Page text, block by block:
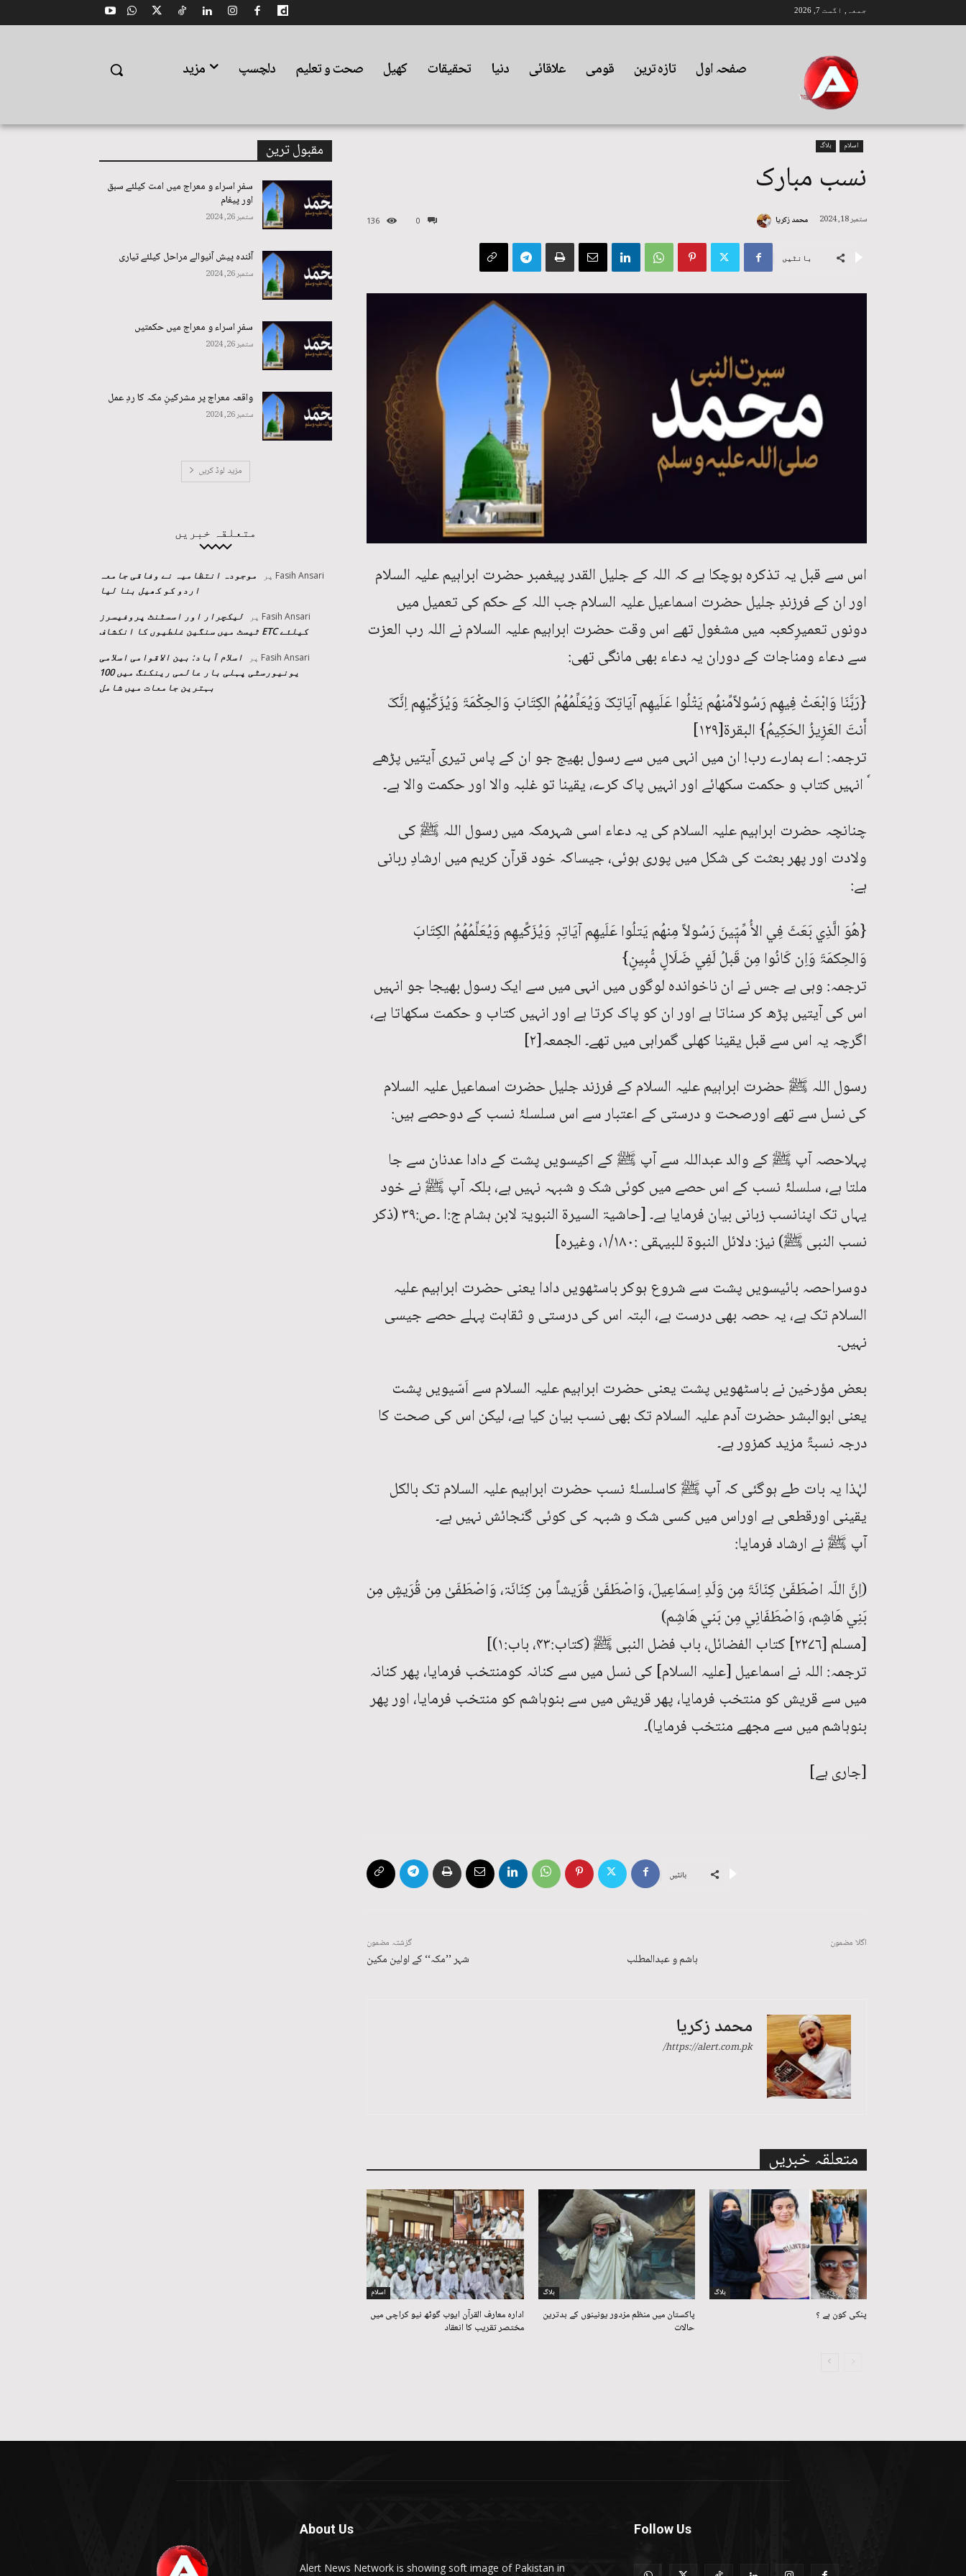
جمعہ, اگست 7, 2026
صفحہ اول تازہ ترین قومی علاقائی دنیا تحقیقات کھیل صحت و تعلیم دلچسپ مزید
اسلام بلاگ
نسب مبارک
0
136 ستمبر 18, 2024 محمد زکریا
بانٹیں
اس سے قبل یہ تذکرہ ہوچکا ہے کہ اللہ کے جلیل القدر پیغمبر حضرت ابراہیم علیہ السلام
اور ان کے فرزندِ جلیل حضرت اسماعیل علیہ السلام جب اللہ کے حکم کی تعمیل میں
دونوں تعمیرِکعبہ میں مشغول تھے اس وقت حضرت ابراہیم علیہ السلام نے اللہ رب العزت
سے دعاء ومناجات کے دوران یہ دعاء بھی مانگی تھی:
{رَبَّنَا وَابْعَثْ فِیھِم رَسُولاًمِّنھُم یَتْلُوا عَلَیھِم آیَاتِکَ وَیُعَلِّمُھُمُ الکِتَابَ وَالحِکْمَۃَ وَیُزَکِّیْھِم اِنَّکَ
أَنتَ العَزِیزُ الحَکِیمُ} البقرۃ[۱۲۹]
ترجمہ: اے ہمارے رب! ان میں انہی میں سے رسول بھیج جو ان کے پاس تیری آیتیں پڑھے
ٗ انہیں کتاب و حکمت سکھائے اور انہیں پاک کرے، یقینا تو غلبہ والا اور حکمت والا ہے۔
چنانچہ حضرت ابراہیم علیہ السلام کی یہ دعاء اسی شہرمکہ میں رسول اللہ ﷺ کی
ولادت اور پھر بعثت کی شکل میں پوری ہوئی، جیساکہ خود قرآن کریم میں ارشادِ ربانی
ہے:
{ھُوَ الَّذِي بَعَثَ فِي الأُ مِّیّٖینَ رَسُولاً مِنھُم یَتلُوا عَلَیھِم آیَاتِہٖ وَیُزَکِّیھِم وَیُعَلِّمُھُمُ الکِتَابَ
وَالحِکمَۃَ وَاِن کَانُوا مِن قَبلُ لَفِي ضَلَالٍ مُّبِینٍ}
ترجمہ: وہی ہے جس نے ان ناخواندہ لوگوں میں انہی میں سے ایک رسول بھیجا جو انہیں
اس کی آیتیں پڑھ کر سناتا ہے اور ان کو پاک کرتا ہے اور انہیں کتاب و حکمت سکھاتا ہے،
اگرچہ یہ اس سے قبل یقینا کھلی گمراہی میں تھے۔ الجمعہ[۲]
رسول اللہ ﷺ حضرت ابراہیم علیہ السلام کے فرزند جلیل حضرت اسماعیل علیہ السلام
کی نسل سے تھے اورصحت و درستی کے اعتبار سے اس سلسلۂ نسب کے دوحصے ہیں:
پہلاحصہ آپ ﷺ کے والد عبداللہ سے آپ ﷺ کے اکیسویں پشت کے دادا عدنان سے جا
ملتا ہے، سلسلۂ نسب کے اس حصے میں کوئی شک و شبہہ نہیں ہے، بلکہ آپ ﷺ نے خود
یہاں تک اپنانسب زبانی بیان فرمایا ہے۔ [حاشیۃ السیرۃ النبویۃ لابن ہشام ج:ا ۔ص:۳۹ (ذکر
نسب النبی ﷺ) نیز: دلائل النبوۃ للبیہقی :۱/۱۸۰، وغیرہ]
دوسراحصہ بائیسویں پشت سے شروع ہوکر باسٹھویں دادا یعنی حضرت ابراہیم علیہ
السلام تک ہے، یہ حصہ بھی درست ہے، البتہ اس کی درستی و ثقاہت پہلے حصے جیسی
نہیں۔
بعض مؤرخین نے باسٹھویں پشت یعنی حضرت ابراہیم علیہ السلام سے اَسّیویں پشت
یعنی ابوالبشر حضرت آدم علیہ السلام تک بھی نسب بیان کیا ہے، لیکن اس کی صحت کا
درجہ نسبۃً مزید کمزور ہے۔
لہٰذا یہ بات طے ہوگئی کہ آپ ﷺ کاسلسلۂ نسب حضرت ابراہیم علیہ السلام تک بالکل
یقینی اورقطعی ہے اوراس میں کسی شک و شبہہ کی کوئی گنجائش نہیں ہے۔
آپ ﷺ نے ارشاد فرمایا:
(اِنَّ اللّہ اصْطَفَیٰ کِنَانَۃَ مِن وَلَدِ اِسمَاعِیلَ، وَاصْطَفَیٰ قُرَیشاً مِن کِنَانَۃ، وَاصْطَفَیٰ مِن قُرَیشٍ مِن
بَنِي ھَاشِم، وَاصْطَفَانِي مِن بَني ھَاشِم)
[مسلم [۲۲۷۶] کتاب الفضائل، باب فضل النبی ﷺ (کتاب:۴۳، باب:۱)]
ترجمہ: اللہ نے اسماعیل [علیہ السلام] کی نسل میں سے کنانہ کومنتخب فرمایا، پھر کنانہ
میں سے قریش کو منتخب فرمایا، پھر قریش میں سے بنوہاشم کو منتخب فرمایا، اور پھر
بنوہاشم میں سے مجھے منتخب فرمایا)۔
[جاری ہے]
بانٹیں
گزشتہ مضمون
شہر ’’مکہ‘‘ کے اولین مکین
اگلا مضمون
ہاشم و عبدالمطلب
محمد زکریا
https://alert.com.pk/
متعلقہ خبریں
بلاگ
پنکی کون ہے ؟
بلاگ
پاکستان میں منظم مزدور یونینوں کے بدترین
حالات
اسلام
ادارہ معارف القرآن ایوب گوٹھ نیو کراچی میں
مختصر تقریب کا انعقاد
مقبول ترین
سفرِ اسراء و معراج میں امت کیلئے سبق
اور پیغام
ستمبر 26, 2024
آئندہ پیش آنیوالے مراحل کیلئے تیاری
ستمبر 26, 2024
سفرِ اسراء و معراج میں حکمتیں
ستمبر 26, 2024
واقعہ معراج پر مشرکینِ مکہ کا ردِ عمل
ستمبر 26, 2024
مزید لوڈ کریں
متعلقہ خبریں
Fasih Ansari پر
موجودہ انتظامیہ نے وفاقی جامعہ
اردو کو کھیل بنا لیا
Fasih Ansari پر
لیکچرار اور اسسٹنٹ پروفیسرز
کیلئے ETC ٹیسٹ میں سنگین غلطیوں کا انکشاف
Fasih Ansari پر
اسلام آباد: بین الاقوامی اسلامی
یونیورسٹی پہلی بار عالمی رینکنگ میں 100
بہترین جامعات میں شامل
About Us
Alert News Network is showing soft image of Pakistan in
Follow Us